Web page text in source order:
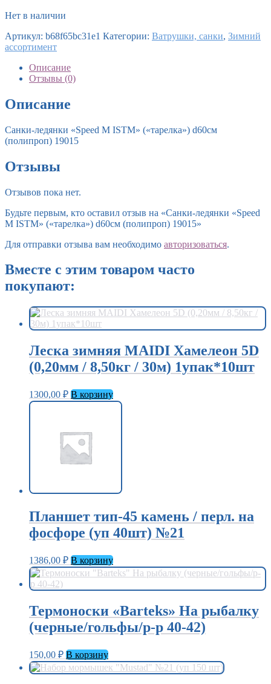
Нет в наличии
Артикул: b68f65bc31e1 Категории: Ватрушки, санки, Зимний
ассортимент
Описание
Отзывы (0)
Описание
Санки-ледянки «Speed M ISTM» («тарелка») d60см
(полипроп) 19015
Отзывы
Отзывов пока нет.
Будьте первым, кто оставил отзыв на «Санки-ледянки «Speed
M ISTM» («тарелка») d60см (полипроп) 19015»
Для отправки отзыва вам необходимо авторизоваться.
Вместе с этим товаром часто
покупают:
Леска зимняя MAIDI Хамелеон 5D
(0,20мм / 8,50кг / 30м) 1упак*10шт
1300,00 ₽ В корзину
Планшет тип-45 камень / перл. на
фосфоре (уп 40шт) №21
1386,00 ₽ В корзину
Термоноски «Barteks» На рыбалку
(черные/гольфы/р-р 40-42)
150,00 ₽ В корзину